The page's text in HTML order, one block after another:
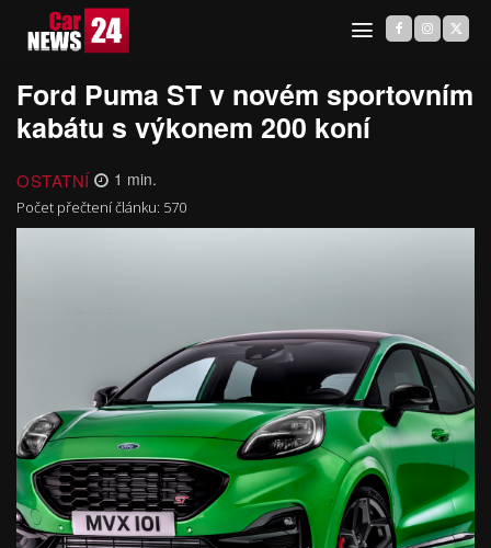
Ford Puma ST v novém sportovním
kabátu s výkonem 200 koní
OSTATNÍ 1 min.
Počet přečtení článku: 570